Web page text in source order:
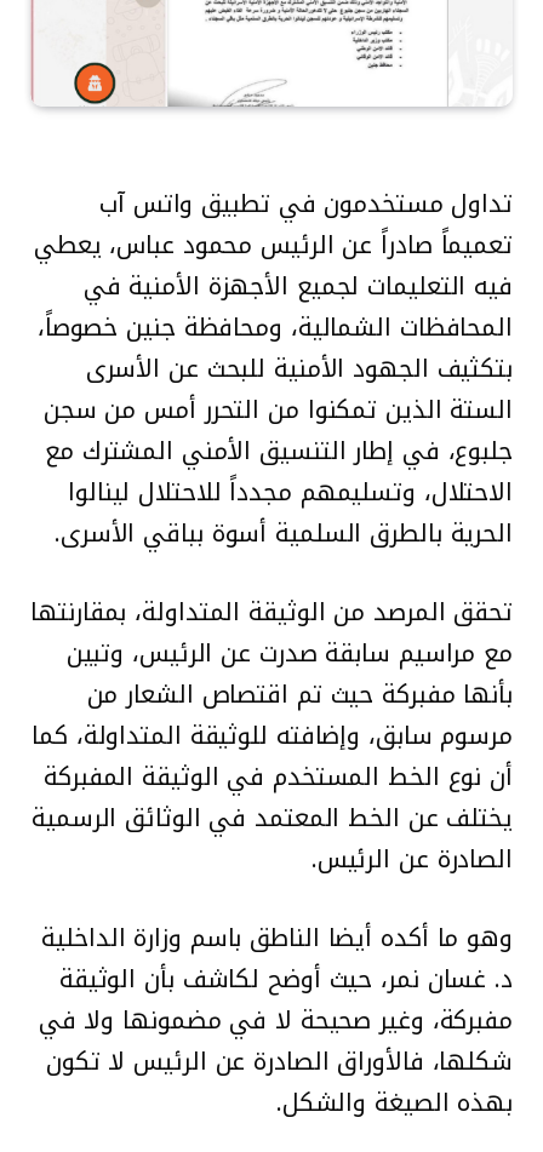
تداول مستخدمون في تطبيق واتس آب
تعميماً صادراً عن الرئيس محمود عباس، يعطي
فيه التعليمات لجميع الأجهزة الأمنية في
المحافظات الشمالية، ومحافظة جنين خصوصاً،
بتكثيف الجهود الأمنية للبحث عن الأسرى
الستة الذين تمكنوا من التحرر أمس من سجن
جلبوع، في إطار التنسيق الأمني المشترك مع
الاحتلال، وتسليمهم مجدداً للاحتلال لينالوا
الحرية بالطرق السلمية أسوة بباقي الأسرى.
تحقق المرصد من الوثيقة المتداولة، بمقارنتها
مع مراسيم سابقة صدرت عن الرئيس، وتبين
بأنها مفبركة حيث تم اقتصاص الشعار من
مرسوم سابق، وإضافته للوثيقة المتداولة، كما
أن نوع الخط المستخدم في الوثيقة المفبركة
يختلف عن الخط المعتمد في الوثائق الرسمية
الصادرة عن الرئيس.
وهو ما أكده أيضا الناطق باسم وزارة الداخلية
د. غسان نمر، حيث أوضح لكاشف بأن الوثيقة
مفبركة، وغير صحيحة لا في مضمونها ولا في
شكلها، فالأوراق الصادرة عن الرئيس لا تكون
بهذه الصيغة والشكل.